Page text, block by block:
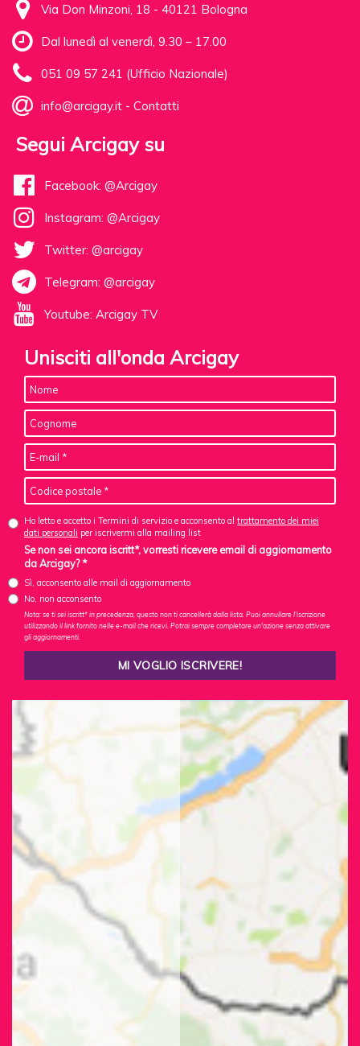
Via Don Minzoni, 18 - 40121 Bologna
Dal lunedì al venerdì, 9.30 – 17.00
051 09 57 241 (Ufficio Nazionale)
info@arcigay.it - Contatti
Segui Arcigay su
Facebook: @Arcigay
Instagram: @Arcigay
Twitter: @arcigay
Telegram: @arcigay
Youtube: Arcigay TV
Unisciti all'onda Arcigay
Ho letto e accetto i Termini di servizio e acconsento al trattamento dei miei
dati personali per iscrivermi alla mailing list
Se non sei ancora iscritt*, vorresti ricevere email di aggiornamento
da Arcigay? *
Sì, acconsento alle mail di aggiornamento
No, non acconsento
Nota: se ti sei iscritt* in precedenza, questo non ti cancellerà dalla lista. Puoi annullare l'iscrizione
utilizzando il link fornito nelle e-mail che ricevi. Potrai sempre completare un'azione senza attivare
gli aggiornamenti.